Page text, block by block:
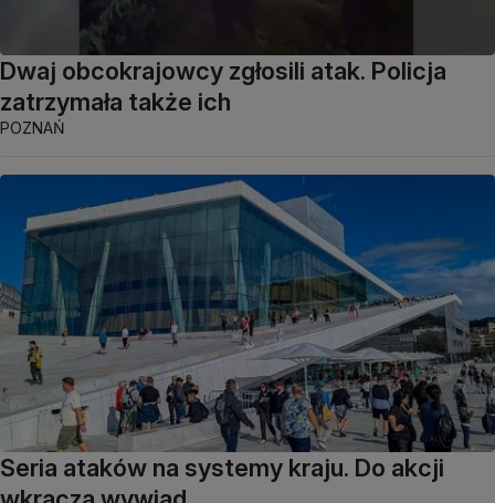
Dwaj obcokrajowcy zgłosili atak. Policja
zatrzymała także ich
POZNAŃ
Seria ataków na systemy kraju. Do akcji